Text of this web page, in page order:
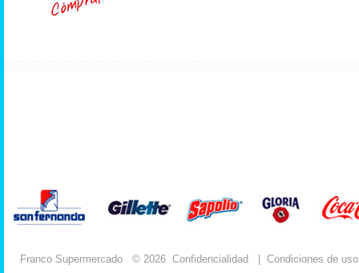
Franco Supermercado © 2026 Confidencialidad Condiciones de uso